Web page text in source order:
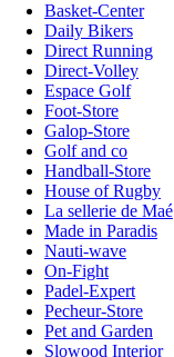
Basket-Center
Daily Bikers
Direct Running
Direct-Volley
Espace Golf
Foot-Store
Galop-Store
Golf and co
Handball-Store
House of Rugby
La sellerie de Maé
Made in Paradis
Nauti-wave
On-Fight
Padel-Expert
Pecheur-Store
Pet and Garden
Slowood Interior